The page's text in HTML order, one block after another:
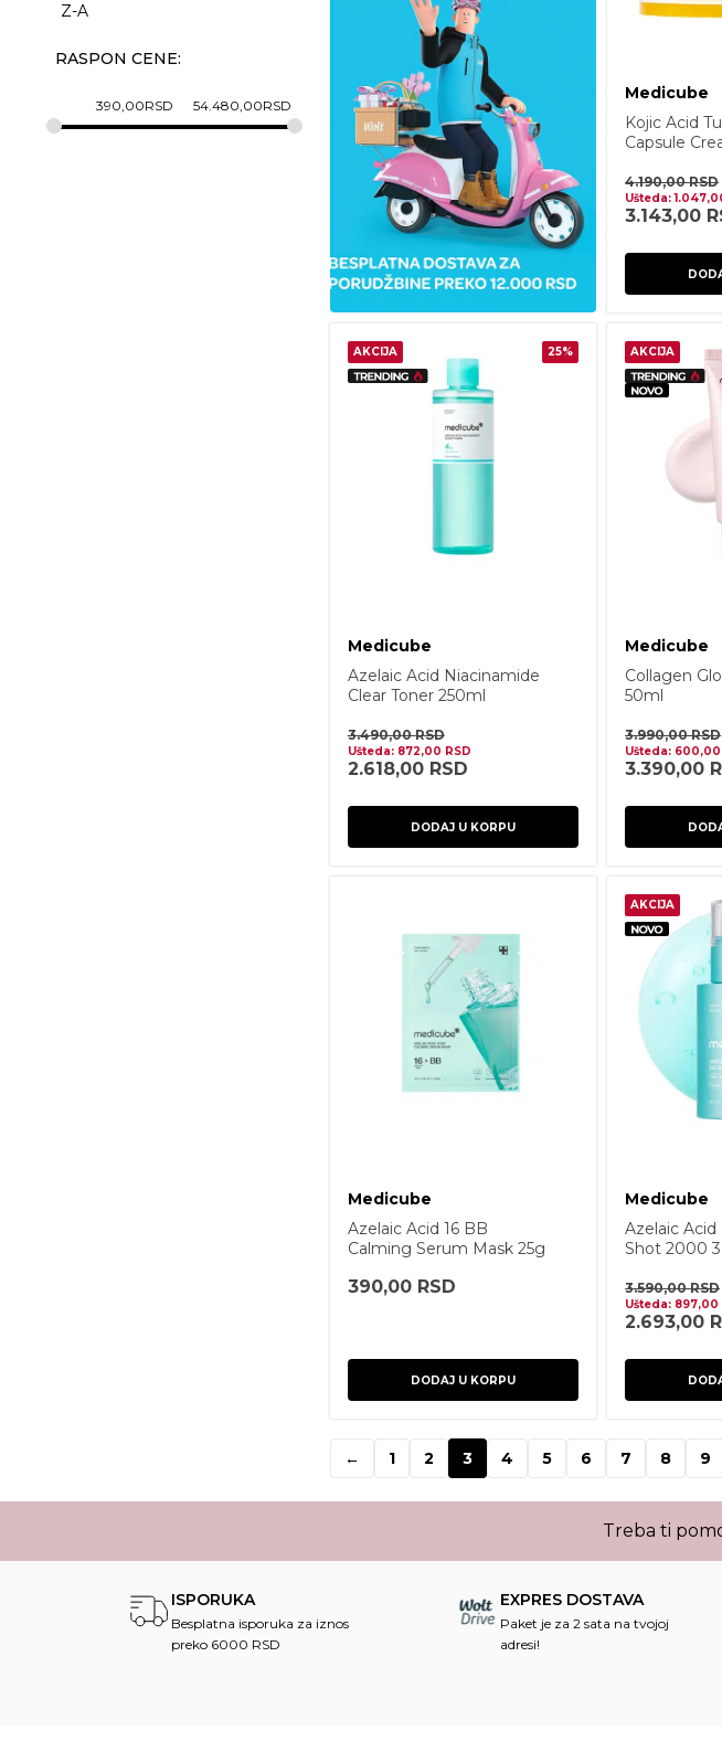
Z-A
RASPON CENE:
RSD
390,00 RSD
54.480,00
Medicube
Kojic Acid
Capsule
4.190,00RSD
Ušteda:
3.143,00
AKCIJA 25%
Medicube
Azelaic Acid Niacinamide
Clear Toner 250ml
3.490,00RSD
Ušteda: 872,00 RSD
2.618,00 RSD
DODAJ U KORPU
AKCIJA
Medicube
Collagen
50ml
3.990,00RSD
Ušteda: 600,00
3.390,00
Medicube
Azelaic Acid 16 BB
Calming Serum Mask 25g
390,00 RSD
DODAJ U KORPU
AKCIJA
Medicube
Azelaic
Shot 2000
3.590,00RSD
Ušteda: 897,00
2.693,00
← 1 2 3 4 5 6 7 8 9
Treba ti
ISPORUKA
Besplatna isporuka za iznos
preko 6000 RSD
EXPRES DOSTAVA
Paket je za 2 sata na tvojoj
adresi!